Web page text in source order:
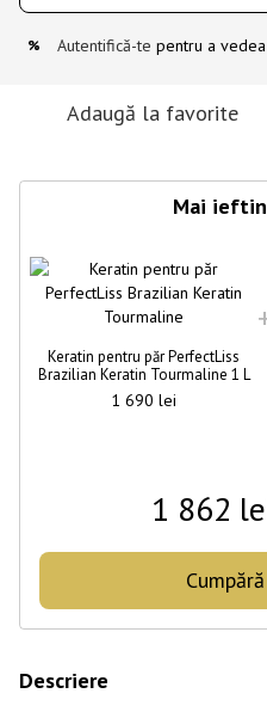
% Autentifică-te pentru a
Adaugă la favorite
Mai
Keratin pentru păr PerfectLiss
Brazilian Keratin Tourmaline 1 L
1 690 lei
1 862
Descriere